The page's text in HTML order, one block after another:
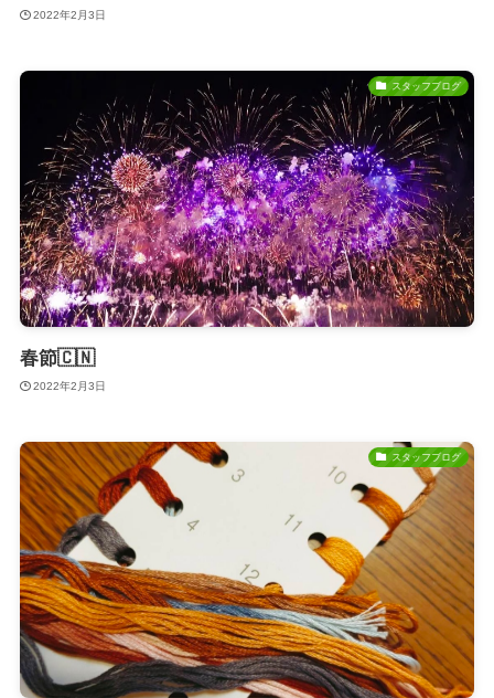
2022年2月3日
スタッフブログ
春節🇨🇳
2022年2月3日
スタッフブログ